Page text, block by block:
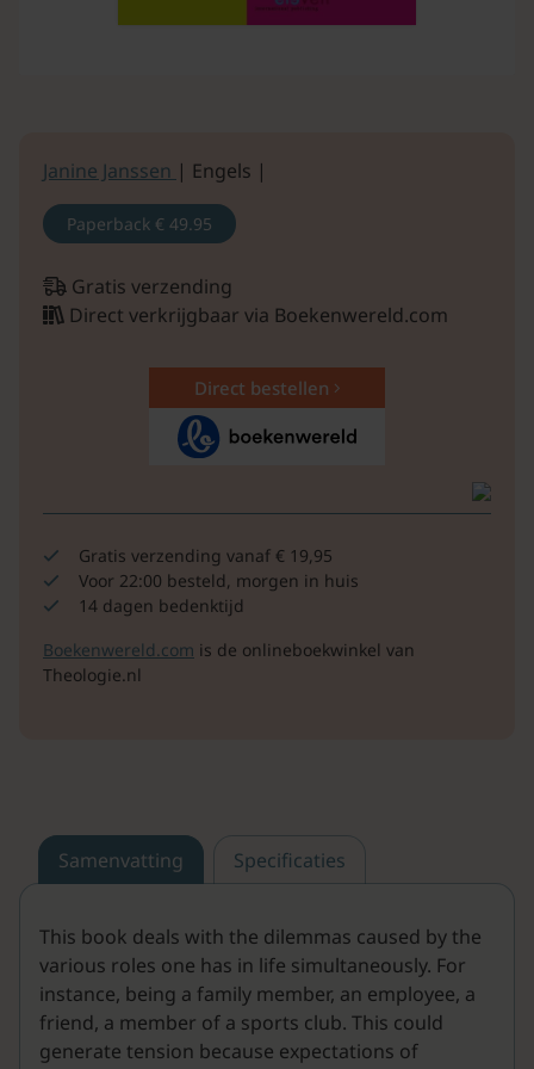
Janine Janssen | Engels |
Paperback € 49.95
Gratis verzending
Direct verkrijgbaar via Boekenwereld.com
Direct bestellen
Gratis verzending vanaf € 19,95
Voor 22:00 besteld, morgen in huis
14 dagen bedenktijd
Boekenwereld.com is de onlineboekwinkel van
Theologie.nl
Samenvatting Specificaties
This book deals with the dilemmas caused by the
various roles one has in life simultaneously. For
instance, being a family member, an employee, a
friend, a member of a sports club. This could
generate tension because expectations of